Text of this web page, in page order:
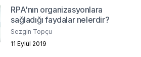
RPA'nın organizasyonlara
sağladığı faydalar nelerdir?
Sezgin Topçu
11 Eylül 2019